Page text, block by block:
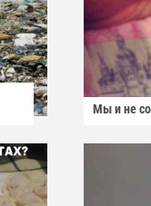
Мы и не